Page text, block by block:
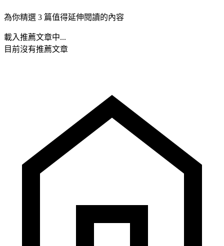
為你精選 3 篇值得延伸閱讀的內容
載入推薦文章中...
目前沒有推薦文章